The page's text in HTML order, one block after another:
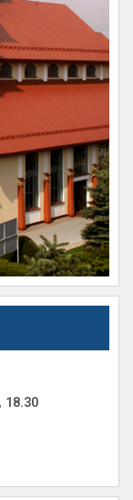
18.30